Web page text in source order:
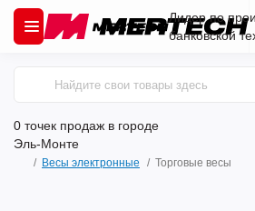
Лидер по
банковской
0 точек продаж в городе
Эль-Монте
Весы электронные Торговые весы